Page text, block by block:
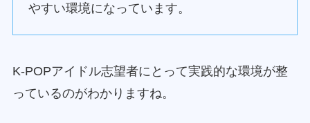
やすい環境になっています。
K-POPアイドル志望者にとって実践的な環境が整
っているのがわかりますね。